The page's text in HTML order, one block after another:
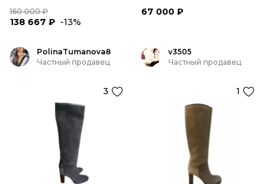
160 000 ₽
138 667 ₽ -13%
67 000 ₽
PolinaTumanova8
Частный продавец
3
v3505
Частный продавец
1